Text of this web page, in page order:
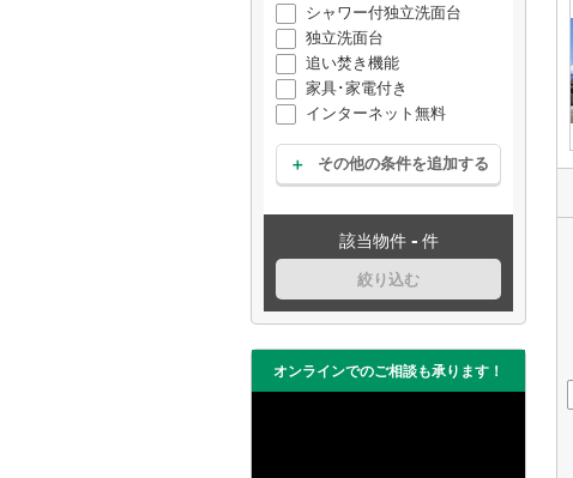
シャワー付独立洗面台
独立洗面台
追い焚き機能
家具･家電付き
インターネット無料
その他の条件を追加する
該当物件 - 件
絞り込む
オンラインでのご相談も承ります！